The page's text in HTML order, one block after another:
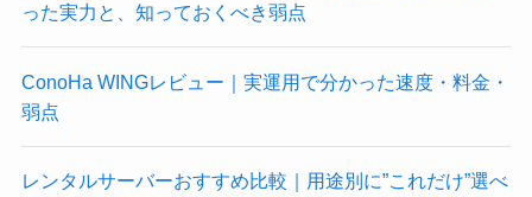
った実力と、知っておくべき弱点
ConoHa WINGレビュー｜実運用で分かった速度・料金・
弱点
レンタルサーバーおすすめ比較｜用途別に”これだけ”選べ